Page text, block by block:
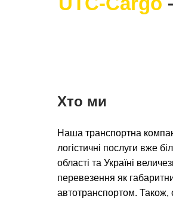
Хто ми
Наша транспортна
логістичні послуги вже
області та Україні
перевезення як
автотранспортом. Також,